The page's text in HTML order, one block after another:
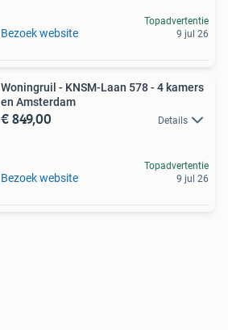
Bezoek website
Topadvertentie
9 jul 26
Woningruil - KNSM-Laan 578 - 4 kamers
en Amsterdam
€ 849,00 Details
Bezoek website
Topadvertentie
9 jul 26